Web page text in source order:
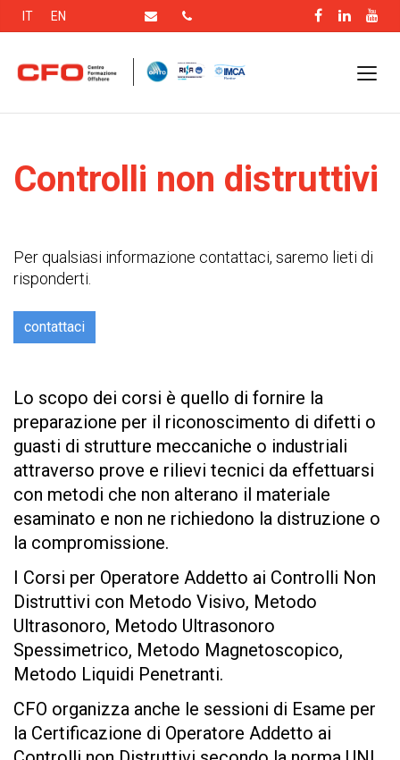
IT EN
Controlli non distruttivi
Per qualsiasi informazione contattaci, saremo lieti di
risponderti.
contattaci
Lo scopo dei corsi è quello di fornire la
preparazione per il riconoscimento di difetti o
guasti di strutture meccaniche o industriali
attraverso prove e rilievi tecnici da effettuarsi
con metodi che non alterano il materiale
esaminato e non ne richiedono la distruzione o
la compromissione.
I Corsi per Operatore Addetto ai Controlli Non
Distruttivi con Metodo Visivo, Metodo
Ultrasonoro, Metodo Ultrasonoro
Spessimetrico, Metodo Magnetoscopico,
Metodo Liquidi Penetranti.
CFO organizza anche le sessioni di Esame per
la Certificazione di Operatore Addetto ai